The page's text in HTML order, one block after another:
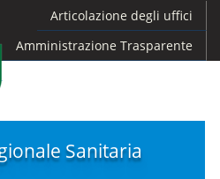
Articolazione degli uffici
Amministrazione Trasparente
Sanitaria